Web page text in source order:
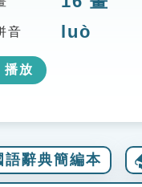
音 luò
播放
語辭典簡編本